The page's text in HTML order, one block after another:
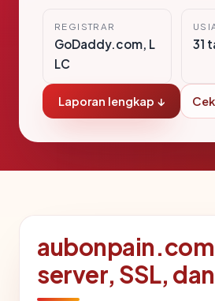
REGISTRAR
GoDaddy.com, L
LC
31
Laporan lengkap ↓
server, SSL,